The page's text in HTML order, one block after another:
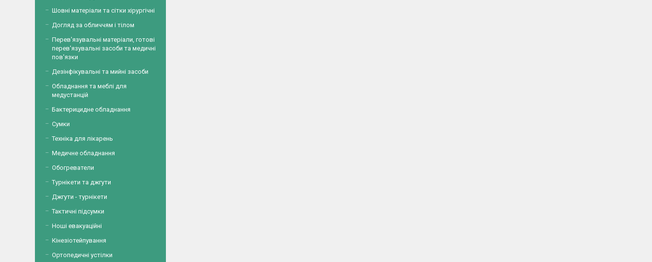
Шовні матеріали та сітки хірургічні
Догляд за обличчям і тілом
Перев'язувальні матеріали, готові
перев'язувальні засоби та медичні
пов'язки
Дезінфікувальні та мийні засоби
Обладнання та меблі для
медустанцій
Бактерицидне обладнання
Сумки
Техніка для лікарень
Медичне обладнання
Обогреватели
Турнікети та джгути
Джгути - турнікети
Тактичні підсумки
Ноші евакуаційні
Кінезіотейпування
Ортопедичні устілки